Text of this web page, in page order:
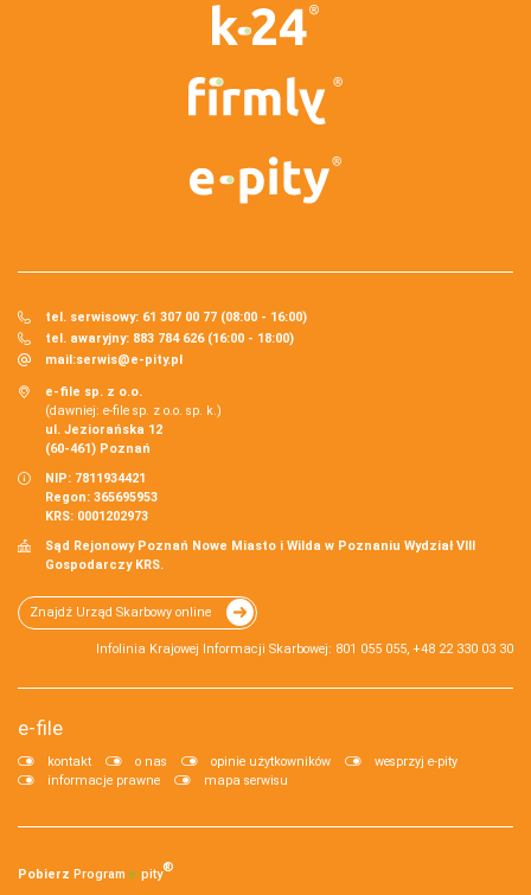
tel. serwisowy: 61 307 00 77 (08:00 - 16:00)
tel. awaryjny: 883 784 626 (16:00 - 18:00)
mail:serwis@e-pity.pl
e-file sp. z o.o.
(dawniej: e-file sp. z o.o. sp. k.)
ul. Jeziorańska 12
(60-461) Poznań
NIP: 7811934421
Regon: 365695953
KRS: 0001202973
Sąd Rejonowy Poznań Nowe Miasto i Wilda w Poznaniu Wydział VIII
Gospodarczy KRS.
Znajdź Urząd Skarbowy online
Infolinia Krajowej Informacji Skarbowej: 801 055 055, +48 22 330 03 30
e-file
kontakt o nas opinie użytkowników
wesprzyj e-pity
informacje prawne
mapa serwisu
Pobierz Program e‑pity®